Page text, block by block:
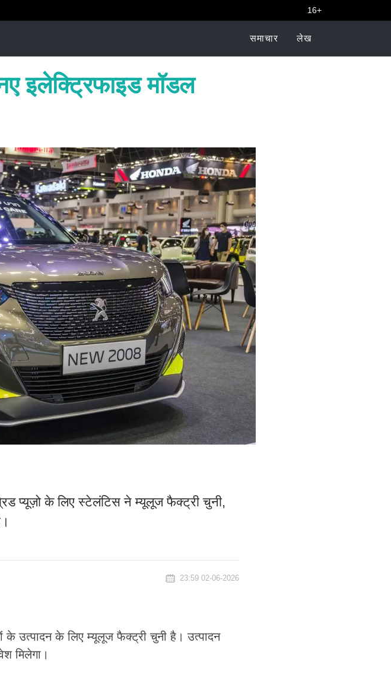
16+
समाचार लेख
इलेक्ट्रिफाइड मॉडल
प्यूज़ो के लिए स्टेलंटिस ने म्यूलूज फैक्ट्री चुनी,
23:59 02-06-2026
के उत्पादन के लिए म्यूलूज फैक्ट्री चुनी है। उत्पादन
मिलेगा।